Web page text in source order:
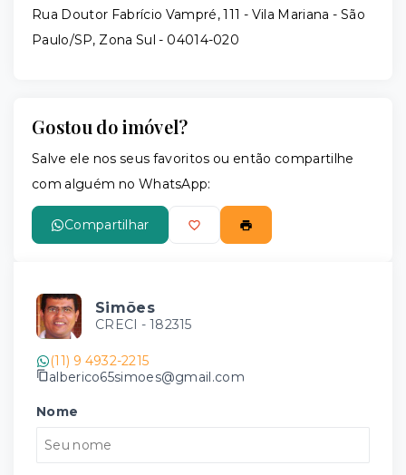
Rua Doutor Fabrício Vampré, 111 - Vila Mariana - São
Paulo/SP, Zona Sul - 04014-020
Gostou do imóvel?
Salve ele nos seus favoritos ou então compartilhe
com alguém no WhatsApp:
Compartilhar
Simões
CRECI - 182315
(11) 9 4932-2215
alberico65simoes@gmail.com
Nome